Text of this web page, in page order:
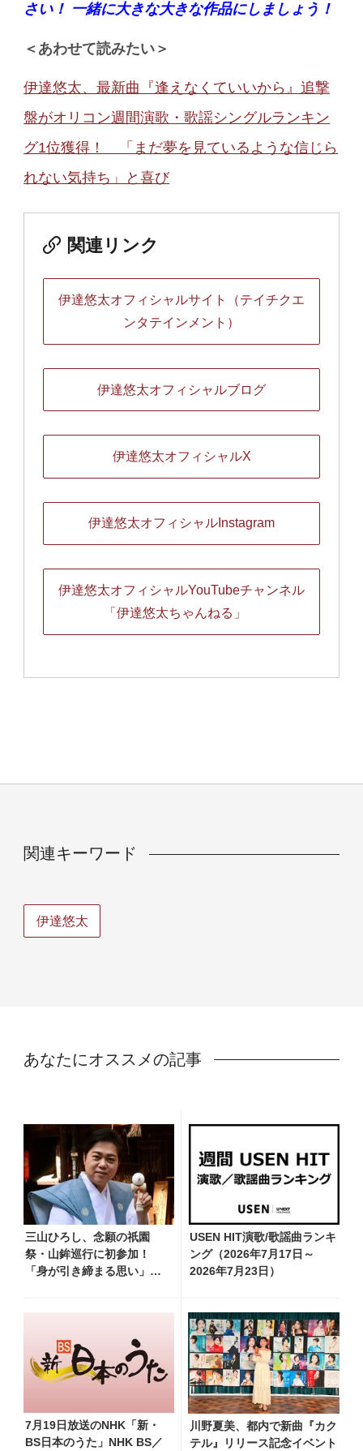
さい！ 一緒に大きな大きな作品にしましょう！
＜あわせて読みたい＞
伊達悠太、最新曲『逢えなくていいから』追撃
盤がオリコン週間演歌・歌謡シングルランキン
グ1位獲得！ 「まだ夢を見ているような信じら
れない気持ち」と喜び
関連リンク
伊達悠太オフィシャルサイト（テイチクエ
ンタテインメント）
伊達悠太オフィシャルブログ
伊達悠太オフィシャルX
伊達悠太オフィシャルInstagram
伊達悠太オフィシャルYouTubeチャンネル
「伊達悠太ちゃんねる」
関連キーワード
伊達悠太
あなたにオススメの記事
三山ひろし、念願の祇園
祭・山鉾巡行に初参加！
「身が引き締まる思い」と
USEN HIT演歌/歌謡曲ランキ
ング（2026年7月17日～
2026年7月23日）
7月19日放送のNHK「新・
BS日本のうた」NHK BS／
川野夏美、都内で新曲『カク
テル』リリース記念イベント